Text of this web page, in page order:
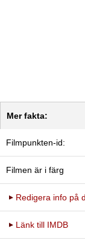
Mer fakta:
Filmpunkten-id:
Filmen är i färg
Redigera info på
Länk till IMDB